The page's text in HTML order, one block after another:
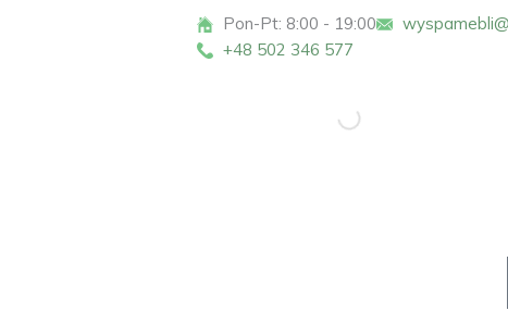
Pon-Pt: 8:00 - 19:00
+48 502 346 577